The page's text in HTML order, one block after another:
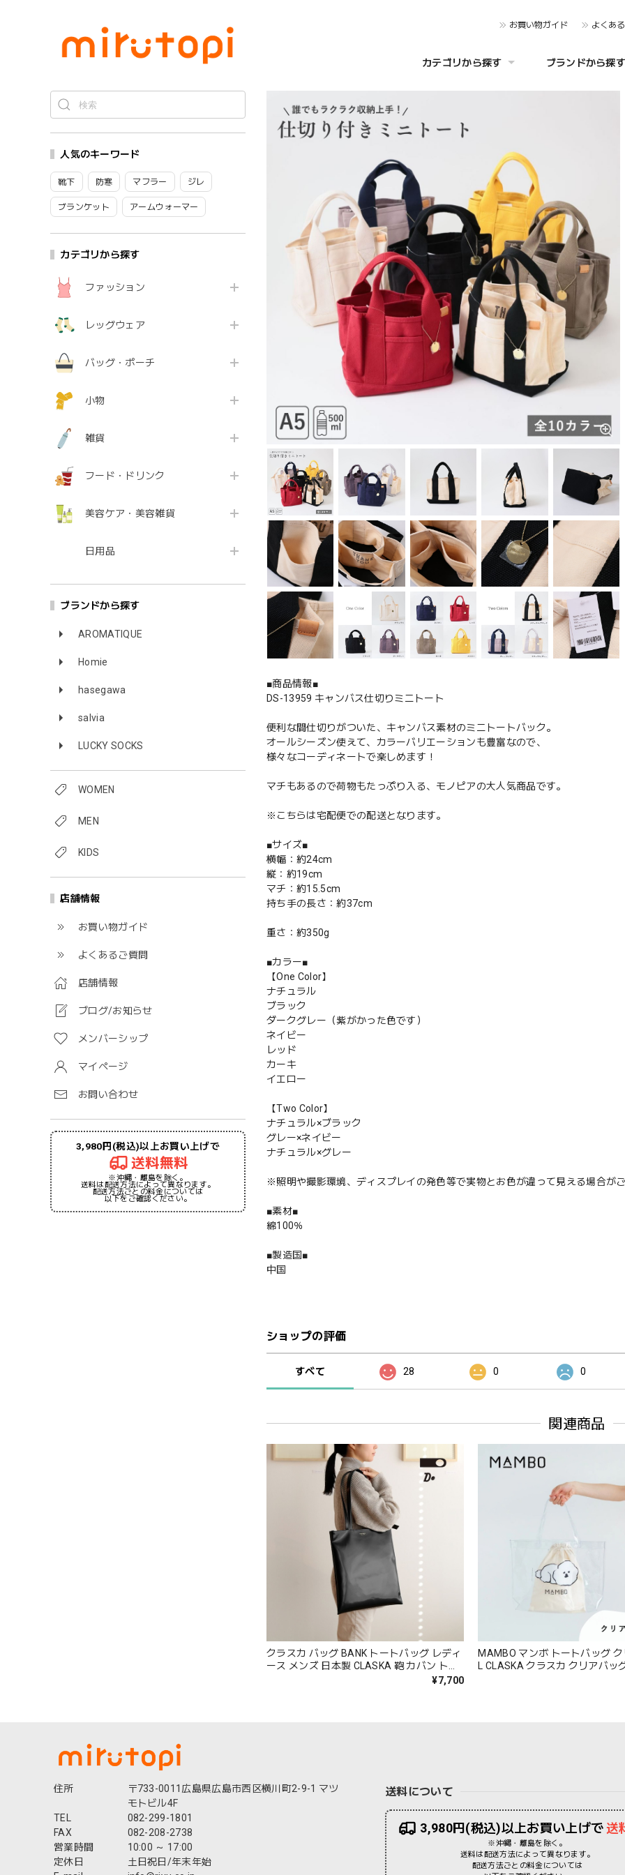
お買い物ガイド よくあ
カテゴリから探す ブランドから探
人気のキーワード
靴下 防寒 マフラー ジレ
ブランケット アームウォーマー
カテゴリから探す
ファッション
レッグウェア
バッグ・ポーチ
小物
雑貨
フード・ドリンク
美容ケア・美容雑貨
日用品
ブランドから探す
AROMATIQUE
Homie
hasegawa
salvia
LUCKY SOCKS
WOMEN
MEN
KIDS
店舗情報
お買い物ガイド
よくあるご質問
店舗情報
ブログ/お知らせ
メンバーシップ
マイページ
お問い合わせ
3,980円(税込)以上お買い上げで
送料無料
※沖縄・離島を除く。
送料は配送方法によって異なります。
配送方法ごとの料金については
以下をご確認ください。
■商品情報■
DS-13959 キャンバス仕切りミニトート
便利な間仕切りがついた、キャンバス素材のミニトートバック。
オールシーズン使えて、カラーバリエーションも豊富なので、
様々なコーディネートで楽しめます！
マチもあるので荷物もたっぷり入る、モノピアの大人気商品です。
※こちらは宅配便での配送となります。
■サイズ■
横幅：約24cm
縦：約19cm
マチ：約15.5cm
持ち手の長さ：約37cm
重さ：約350g
■カラー■
【One Color】
ナチュラル
ブラック
ダークグレー（紫がかった色です）
ネイビー
レッド
カーキ
イエロー
【Two Color】
ナチュラル×ブラック
グレー×ネイビー
ナチュラル×グレー
※照明や撮影環境、ディスプレイの発色等で実物とお色が違って見える場合が
■素材■
綿100％
■製造国■
中国
ショップの評価
すべて 28 0 0
関連商品
クラスカ バッグ BANK トートバッグ レディ
ース メンズ 日本製 CLASKA 鞄 カバン トー
ト 肩掛け ファスナー付き マチなし 大きめ
¥7,700
MAMBO マンボ トートバッグ
L CLASKA クラスカ クリアバッ
住所
〒733-0011広島県広島市西区横川町2-9-1 マツ
モトビル4F
TEL
082-299-1801
FAX
082-208-2738
営業時間
10:00 ～ 17:00
定休日
土日祝日/年末年始
送料について
3,980円(税込)以上お買い上げで送
※沖縄・離島を除く。
送料は配送方法によって異なります。
配送方法ごとの料金については